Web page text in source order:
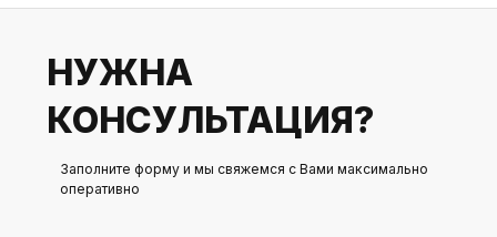
ПОДРОБНЕЕ
НУЖНА
КОНСУЛЬТАЦИЯ?
Заполните форму и мы свяжемся с Вами максимально
оперативно